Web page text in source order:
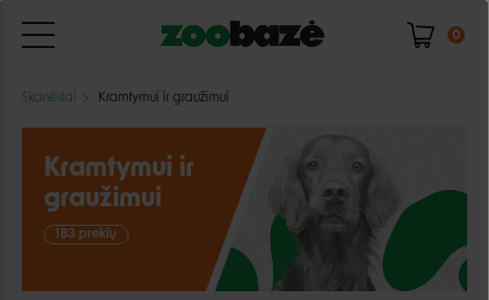
0
Skanėstai Kramtymui ir graužimui
Kramtymui ir
graužimui
183 prekių